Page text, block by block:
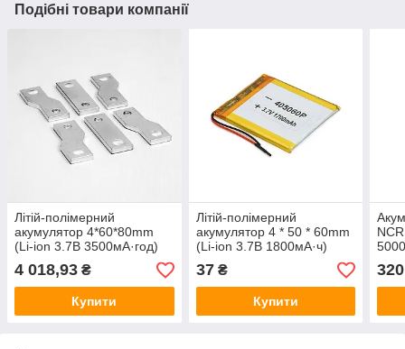
Подібні товари компанії
Літій-полімерний
акумулятор 4*60*80mm
(Li-ion 3.7В 3500мА·год)
4 018,93 ₴
Купити
Літій-полімерний
акумулятор 4 * 50 * 60mm
(Li-ion 3.7В 1800мА·ч)
37₴
Купити
320